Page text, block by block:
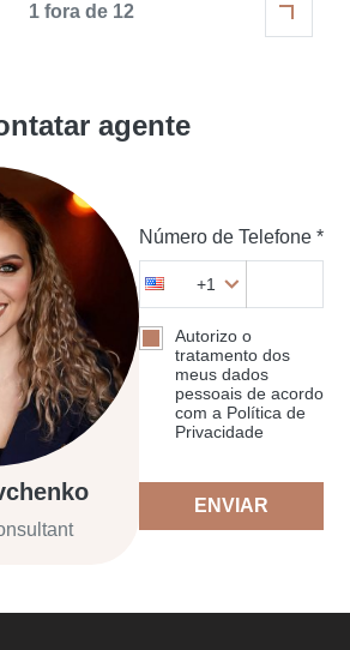
1 fora de 12
agente
Número de Telefone *
+1
Autorizo o
tratamento dos
meus dados
pessoais de acordo
com a Política de
Privacidade
ENVIAR